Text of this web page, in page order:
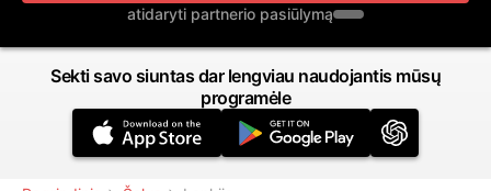
atidaryti partnerio pasiūlymą
Sekti savo siuntas dar lengviau naudojantis mūsų
programėle